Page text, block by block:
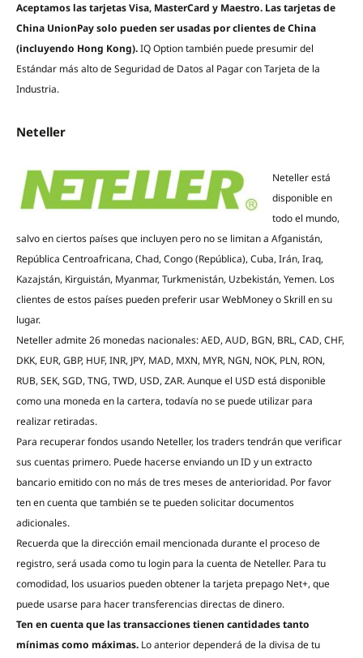
Aceptamos las tarjetas Visa, MasterCard y Maestro. Las tarjetas de
China UnionPay solo pueden ser usadas por clientes de China
(incluyendo Hong Kong).IQ Option también puede presumir del
Estándar más alto de Seguridad de Datos al Pagar con Tarjeta de la
Industria.
Neteller
Neteller está
disponible en
todo el mundo,
salvo en ciertos países que incluyen pero no se limitan a Afganistán,
República Centroafricana, Chad, Congo (República), Cuba, Irán, Iraq,
Kazajstán, Kirguistán, Myanmar, Turkmenistán, Uzbekistán, Yemen. Los
clientes de estos países pueden preferir usar WebMoney o Skrill en su
lugar.
Neteller admite 26 monedas nacionales: AED, AUD, BGN, BRL, CAD, CHF,
DKK, EUR, GBP, HUF, INR, JPY, MAD, MXN, MYR, NGN, NOK, PLN, RON,
RUB, SEK, SGD, TNG, TWD, USD, ZAR. Aunque el USD está disponible
como una moneda en la cartera, todavía no se puede utilizar para
realizar retiradas.
Para recuperar fondos usando Neteller, los traders tendrán que verificar
sus cuentas primero. Puede hacerse enviando un ID y un extracto
bancario emitido con no más de tres meses de anterioridad. Por favor
ten en cuenta que también se te pueden solicitar documentos
adicionales.
Recuerda que la dirección email mencionada durante el proceso de
registro, será usada como tu login para la cuenta de Neteller. Para tu
comodidad, los usuarios pueden obtener la tarjeta prepago Net+, que
puede usarse para hacer transferencias directas de dinero.
Ten en cuenta que las transacciones tienen cantidades tanto
mínimas como máximas. Lo anterior dependerá de la divisa de tu